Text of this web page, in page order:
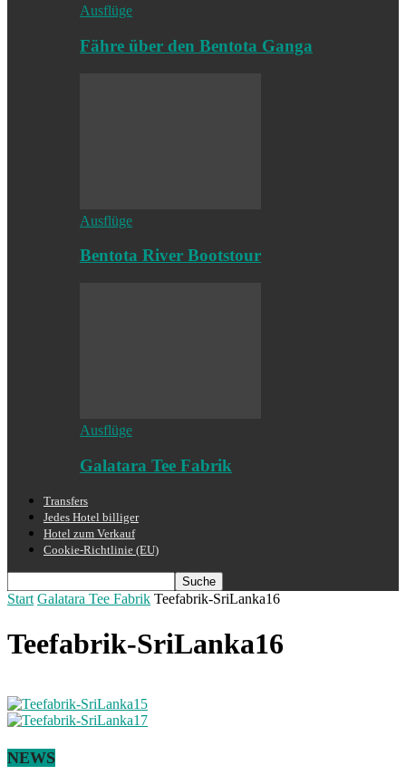
Ausflüge
Fähre über den Bentota Ganga
Ausflüge
Bentota River Bootstour
Ausflüge
Galatara Tee Fabrik
Transfers
Jedes Hotel billiger
Hotel zum Verkauf
Cookie-Richtlinie (EU)
Start Galatara Tee Fabrik Teefabrik-SriLanka16
Teefabrik-SriLanka16
NEWS